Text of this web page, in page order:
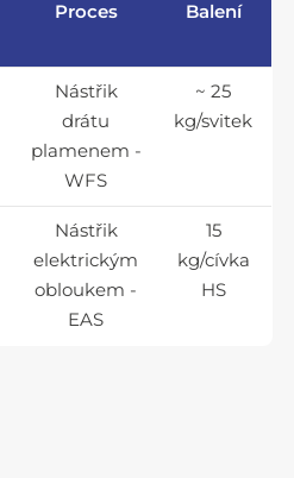
Proces Balení
Nástřik
drátu
plamenem -
WFS
~ 25
kg/svitek
Nástřik
elektrickým
obloukem -
EAS
15
kg/cívka
HS